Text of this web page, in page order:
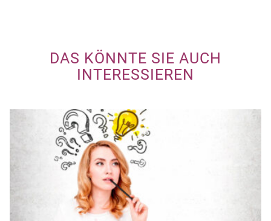
DAS KÖNNTE SIE AUCH
INTERESSIEREN